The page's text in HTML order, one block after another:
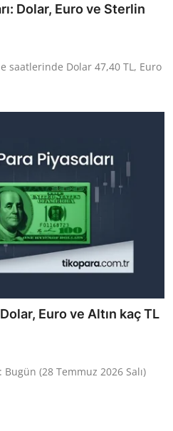
Dolar, Euro ve Sterlin
saatlerinde Dolar 47,40 TL, Euro
Euro ve Altın kaç TL
(28 Temmuz 2026 Salı)